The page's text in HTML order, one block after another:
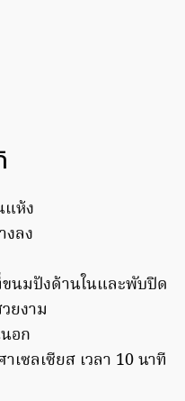
แห้ง
ลง
ขนมปังด้านในและพับปิด
ยงาม
อก
ซลเซียส เวลา 10 นาที